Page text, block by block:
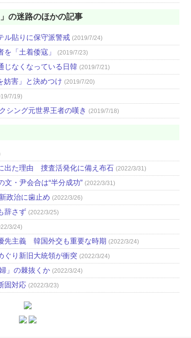
の迷路のほかの記事
ル貼りに保守派警戒 (2019/7/24)
「土着倭寇」 (2019/7/23)
じなくなっている日韓 (2019/7/21)
妨害」と決めつけ (2019/7/20)
7/19)
ング元世界王者の嘆き (2019/7/18)
出た理由 捜査活発化に備え布石 (2022/3/31)
文・尹会合は“半分成功” (2022/3/31)
政治に歯止め (2022/3/26)
辞さず (2022/3/25)
3/24)
先主義 韓国外交も重要な時期 (2022/3/24)
ぐり新旧大統領が衝突 (2022/3/24)
」の棘抜くか (2022/3/24)
固対応 (2022/3/23)